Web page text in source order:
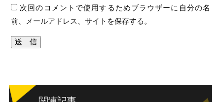
次回のコメントで使用するためブラウザーに自分の名
前、メールアドレス、サイトを保存する。